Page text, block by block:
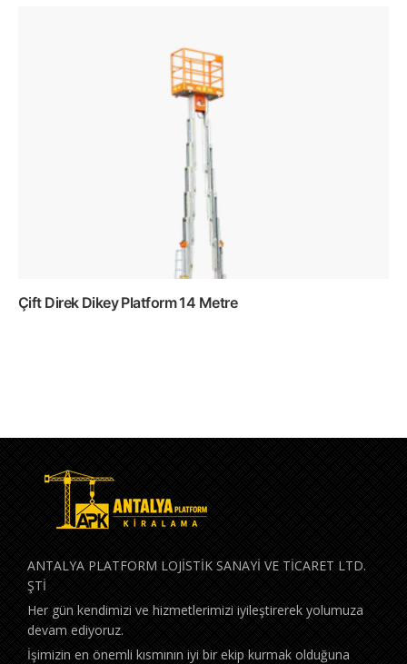
Çift Direk Dikey Platform 14 Metre
ANTALYA PLATFORM LOJİSTİK SANAYİ VE TİCARET LTD.
ŞTİ
Her gün kendimizi ve hizmetlerimizi iyileştirerek yolumuza
devam ediyoruz.
İşimizin en önemli kısmının iyi bir ekip kurmak olduğuna